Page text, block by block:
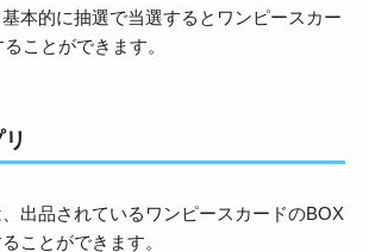
本的に抽選で当選するとワンピースカー
ことができます。
出品されているワンピースカードのBOX
ことができます。